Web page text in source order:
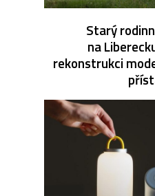
Starý
na
rekonstrukci